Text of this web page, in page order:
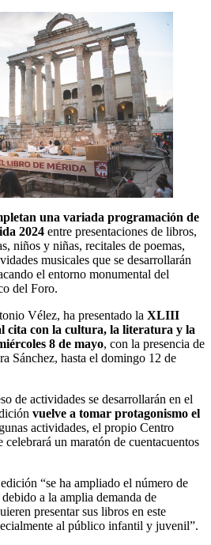
una variada programación de
2024 entre presentaciones de libros,
niños y niñas, recitales de poemas,
musicales que se desarrollarán
el entorno monumental del
del Foro.
Vélez, ha presentado la XLIII
cita con la cultura, la literatura y la
8 de mayo, con la presencia de
Sánchez, hasta el domingo 12 de
de actividades se desarrollarán en el
vuelve a tomar protagonismo el
actividades, el propio Centro
un maratón de cuentacuentos
“se ha ampliado el número de
a la amplia demanda de
presentar sus libros en este
al público infantil y juvenil”.